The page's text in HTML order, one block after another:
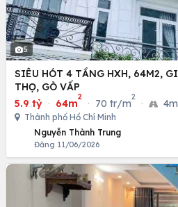
5
SIÊU HÓT 4 TẦNG HXH, 64M2, GIÁ CHỈ : 5.9 TỶ, LÊ ĐÚC
THỌ, GÒ VẤP
5.9 tỷ · 64m
2
· 70 tr/m
2
· 4m
Thành phố Hồ Chí Minh
Nguyễn Thành Trung
Đăng 11/06/2026